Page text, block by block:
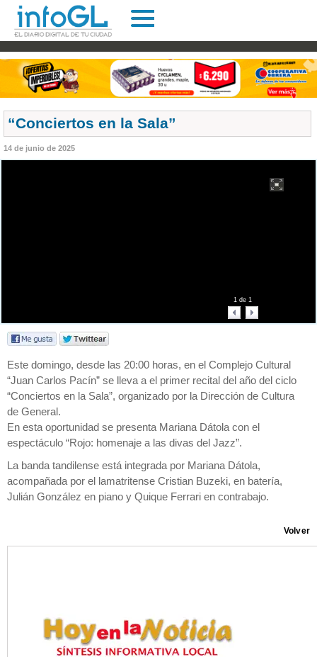
“Conciertos en la Sala”
14 de junio de 2025
1de 1
Este domingo, desde las 20:00 horas, en el Complejo Cultural
“Juan Carlos Pacín” se lleva a el primer recital del año del ciclo
“Conciertos en la Sala”, organizado por la Dirección de Cultura
de General.
En esta oportunidad se presenta Mariana Dátola con el
espectáculo “Rojo: homenaje a las divas del Jazz”.
La banda tandilense está integrada por Mariana Dátola,
acompañada por el lamatritense Cristian Buzeki, en batería,
Julián González en piano y Quique Ferrari en contrabajo.
Volver